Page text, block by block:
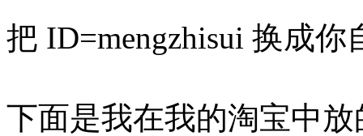
把 ID=mengzhisui 换成
下面是我在我的淘宝中